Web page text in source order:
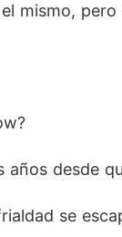
mismo,
desde
se